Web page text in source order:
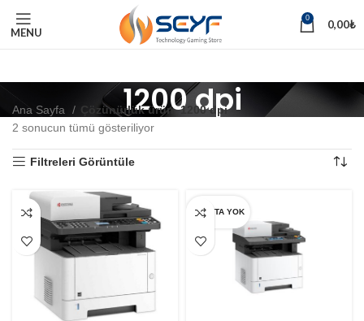
MENU
0 0,00₺
1200 dpi
Ana Sayfa Çözünürlük ürün 1200 dpi
2 sonucun tümü gösteriliyor
Filtreleri Görüntüle
STOKTA YOK